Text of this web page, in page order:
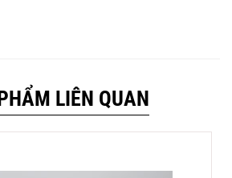
LIÊN QUAN